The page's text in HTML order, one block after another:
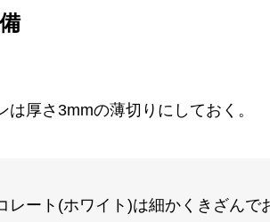
は厚さ3mmの薄切りにしておく。
レート(ホワイト)は細かくきざんで